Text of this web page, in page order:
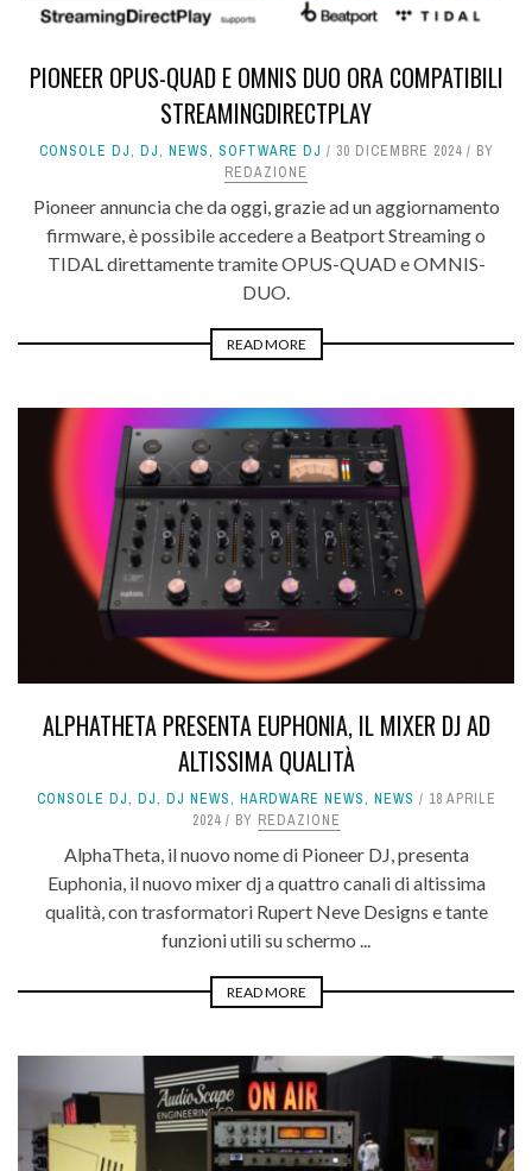
PIONEER OPUS-QUAD E OMNIS DUO ORA COMPATIBILI
STREAMINGDIRECTPLAY
CONSOLE DJ, DJ, NEWS, SOFTWARE DJ 30 DICEMBRE 2024
BY
REDAZIONE
Pioneer annuncia che da oggi, grazie ad un aggiornamento
firmware, è possibile accedere a Beatport Streaming o
TIDAL direttamente tramite OPUS-QUAD e OMNIS-
DUO.
READ MORE
ALPHATHETA PRESENTA EUPHONIA, IL MIXER DJ AD
ALTISSIMA QUALITÀ
CONSOLE DJ, DJ, DJ NEWS, HARDWARE NEWS, NEWS
18 APRILE
2024
BY REDAZIONE
AlphaTheta, il nuovo nome di Pioneer DJ, presenta
Euphonia, il nuovo mixer dj a quattro canali di altissima
qualità, con trasformatori Rupert Neve Designs e tante
funzioni utili su schermo ...
READ MORE